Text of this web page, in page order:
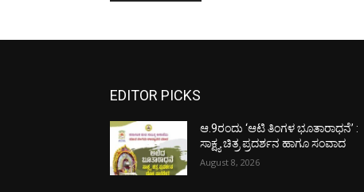
EDITOR PICKS
ಆ.9ರಂದು ‘ಆಟಿ ತಿಂಗಳ ಭೂತಾರಾಧನೆ’ :
ಸಾಕ್ಷ್ಯ ಚಿತ್ರ ಪ್ರದರ್ಶನ ಹಾಗೂ ಸಂವಾದ
August 8, 2026